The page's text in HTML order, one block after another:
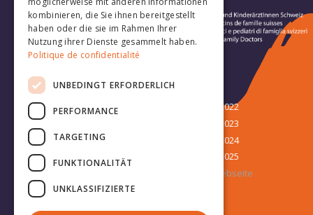
Kongress
15. JHaS-Kongress
Kongress 2022
Kongress 2023
Kongress 2024
Kongress 2025
JHaS Webseite
kombinieren, die Sie ihnen bereitgestellt
haben oder die sie im Rahmen Ihrer
Nutzung ihrer Dienste gesammelt haben.
Politique de confidentialité
UNBEDINGT ERFORDERLICH
PERFORMANCE
TARGETING
FUNKTIONALITÄT
UNKLASSIFIZIERTE